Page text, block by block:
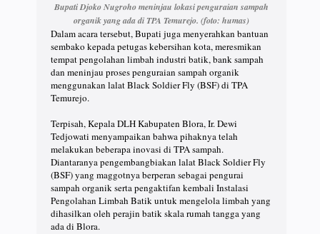
Bupati Djoko Nugroho meninjau lokasi penguraian sampah
organik yang ada di TPA Temurejo. (foto: humas)
Dalam acara tersebut, Bupati juga menyerahkan bantuan
sembako kepada petugas kebersihan kota, meresmikan
tempat pengolahan limbah industri batik, bank sampah
dan meninjau proses penguraian sampah organik
menggunakan lalat Black Soldier Fly (BSF) di TPA
Temurejo.
Terpisah, Kepala DLH Kabupaten Blora, Ir. Dewi
Tedjowati menyampaikan bahwa pihaknya telah
melakukan beberapa inovasi di TPA sampah.
Diantaranya pengembangbiakan lalat Black Soldier Fly
(BSF) yang maggotnya berperan sebagai pengurai
sampah organik serta pengaktifan kembali Instalasi
Pengolahan Limbah Batik untuk mengelola limbah yang
dihasilkan oleh perajin batik skala rumah tangga yang
ada di Blora.